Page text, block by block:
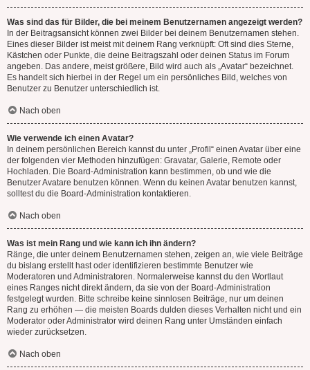
Was sind das für Bilder, die bei meinem Benutzernamen angezeigt werden?
In der Beitragsansicht können zwei Bilder bei deinem Benutzernamen stehen.
Eines dieser Bilder ist meist mit deinem Rang verknüpft: Oft sind dies Sterne,
Kästchen oder Punkte, die deine Beitragszahl oder deinen Status im Forum
angeben. Das andere, meist größere, Bild wird auch als „Avatar“ bezeichnet.
Es handelt sich hierbei in der Regel um ein persönliches Bild, welches von
Benutzer zu Benutzer unterschiedlich ist.
Nach oben
Wie verwende ich einen Avatar?
In deinem persönlichen Bereich kannst du unter „Profil“ einen Avatar über eine
der folgenden vier Methoden hinzufügen: Gravatar, Galerie, Remote oder
Hochladen. Die Board-Administration kann bestimmen, ob und wie die
Benutzer Avatare benutzen können. Wenn du keinen Avatar benutzen kannst,
solltest du die Board-Administration kontaktieren.
Nach oben
Was ist mein Rang und wie kann ich ihn ändern?
Ränge, die unter deinem Benutzernamen stehen, zeigen an, wie viele Beiträge
du bislang erstellt hast oder identifizieren bestimmte Benutzer wie
Moderatoren und Administratoren. Normalerweise kannst du den Wortlaut
eines Ranges nicht direkt ändern, da sie von der Board-Administration
festgelegt wurden. Bitte schreibe keine sinnlosen Beiträge, nur um deinen
Rang zu erhöhen — die meisten Boards dulden dieses Verhalten nicht und ein
Moderator oder Administrator wird deinen Rang unter Umständen einfach
wieder zurücksetzen.
Nach oben